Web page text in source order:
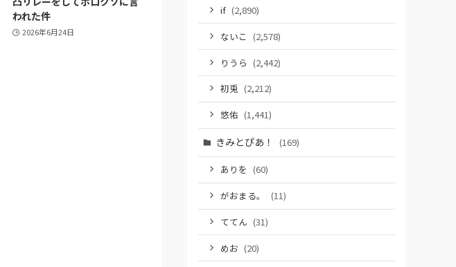
われた件
2026年6月24日
if (2,890)
ないこ (2,578)
りうら (2,442)
初兎 (2,212)
悠佑 (1,441)
きみとぴあ！ (169)
ありを (60)
がおまる。
(11)
ててん (31)
めお (20)